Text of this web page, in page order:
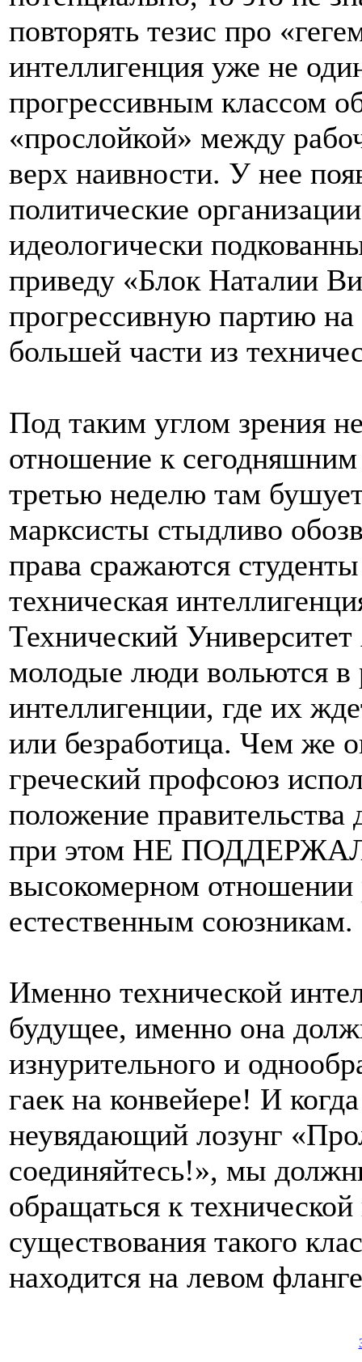
повторять тезис про
интеллигенция уже не
прогрессивным классом
«прослойкой» между
верх наивности. У нее
политические
идеологически
приведу «Блок Наталии
прогрессивную партию
большей части из
Под таким углом зрения
отношение к
третью неделю там
марксисты стыдливо
права сражаются
техническая
Технический
молодые люди вольются в
интеллигенции, где их
или безработица. Чем же
греческий профсоюз
положение правительства
при этом НЕ ПОДДЕРЖАЛ
высокомерном отношении
естественным союзникам.
Именно технической
будущее, именно она
изнурительного и
гаек на конвейере! И
неувядающий лозунг
соединяйтесь!», мы
обращаться к
существования такого
находится на левом